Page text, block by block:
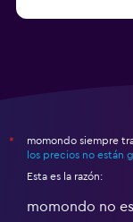
*
momondo siempre
los precios no están
Esta es la razón:
momondo no